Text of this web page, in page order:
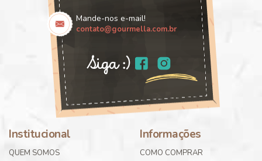
Mande-nos e-mail!
contato@gourmella.com.br
Institucional
QUEM SOMOS
Informações
COMO COMPRAR